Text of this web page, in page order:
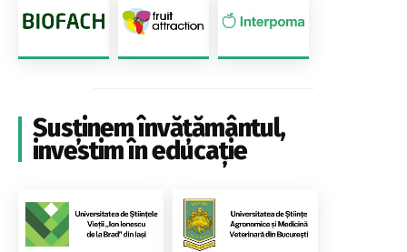
Susținem învățământul,
investim în educație